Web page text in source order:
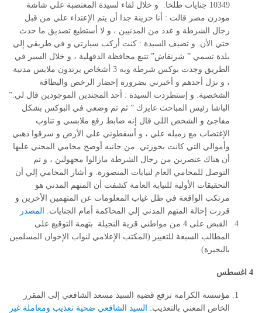
10349 جنايات طلخا. و خلال لقاء لسيدة المغتصبة علي شاشة
مودرن مصر قالت : أنا حزينة جدا أن يتم الإعتداء علي من قبل
رجال الشرطة و عدد من المدنيين ، و لا أستطيع تصديق ما حدث
حتي الأن. و تضيف السيدة : كنت أركب سيارتي و في طريقي إلي
بلدة تسمي ” شرنقاش” تتبع محافظة الدقهلية ، و خلال السير في
الطريق وجدت بوكس شرطة وبه 3 أشخاص يرتدون ملابس مدنية
، و نزل أحدهم و أخبرني بضرورة إحضار الرخص والبطاقة
الشخصية. و إستطردت السيدة : أحد المجندين الموجودين قال لي:”
الباشا رئيس المباحث عايزك ” ثم تم وضعي في البوكس بشكل
مفاجئ و الشخص اللي قال إنه ضابط رفع ملابسي و تناوب
الإغتصاب مع زميله علي ، و أسقطوني علي الأرض و سرقوا ذهبي
وأموالي التي كانت بحوزتي. من جانبه أوضح محامي المجني عليها
أن هناك عنصرين من رجال الشرطة مازالوا مجهولين ، و تم
التوصل للمحامي العام لنيابات المنصورة. و أشار المحامي إلي أن
التحقيقات الأولية للنيابة العامة كشفت أن المتهم المدني هو
مرتكب الواقعة في ظل غياب المعلومات عن المتهمين الأخرين و
قررت إحالة المتهم المدني إلي المحاكمة أمام الجنايات.
المصدر
القبض على 4 من مواطني قرية النجيلة بتهمة التوقيع على
المطالب السبعة للتغيير (المكتب الإعلامي لنواب الإخوان المسلمين
بالبحيرة)
4 اغسطس
مؤسسة الكرامة ترفع قضية السيد مسعد الشافعي إلى المقرر
الخاص المعني بالتعذيب:
السيد الشافعي ضحية تعذيب ومعاملة غير